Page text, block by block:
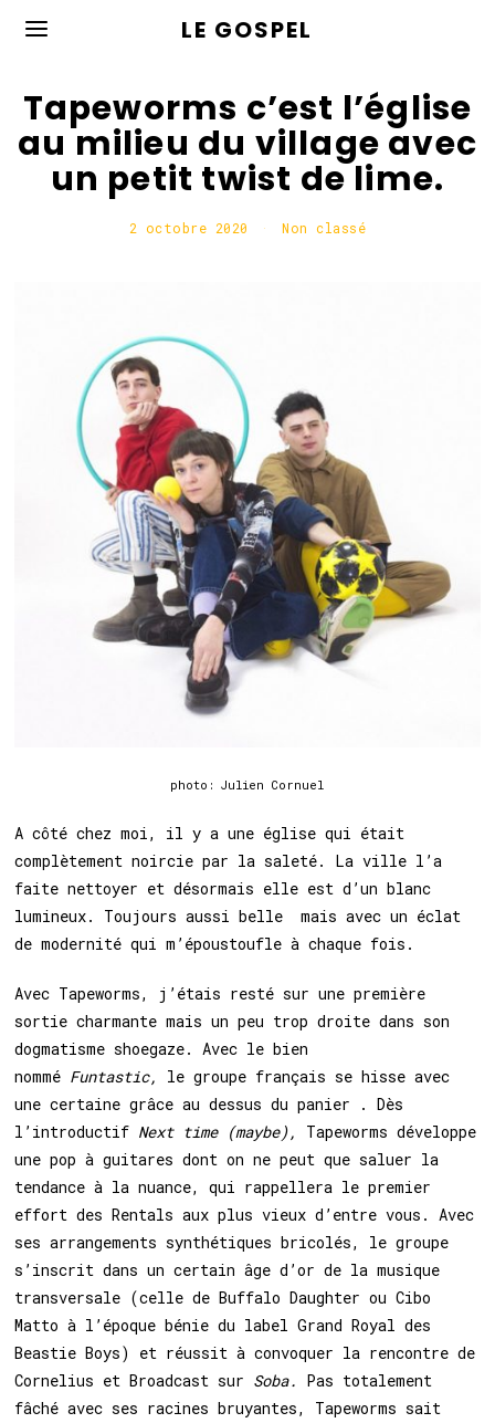
LE GOSPEL
Tapeworms c’est l’église
au milieu du village avec
un petit twist de lime.
2 octobre 2020
2
Non classé
photo: Julien Cornuel
A côté chez moi, il y a une église qui était
complètement noircie par la saleté. La ville l’a
faite nettoyer et désormais elle est d’un blanc
lumineux. Toujours aussi belle mais avec un éclat
de modernité qui m’époustoufle à chaque fois.
Avec Tapeworms, j’étais resté sur une première
sortie charmante mais un peu trop droite dans son
dogmatisme shoegaze. Avec le bien
nommé Funtastic, le groupe français se hisse avec
une certaine grâce au dessus du panier . Dès
l’introductif Next time (maybe), Tapeworms développe
une pop à guitares dont on ne peut que saluer la
tendance à la nuance, qui rappellera le premier
effort des Rentals aux plus vieux d’entre vous. Avec
ses arrangements synthétiques bricolés, le groupe
s’inscrit dans un certain âge d’or de la musique
transversale (celle de Buffalo Daughter ou Cibo
Matto à l’époque bénie du label Grand Royal des
Beastie Boys) et réussit à convoquer la rencontre de
Cornelius et Broadcast sur Soba. Pas totalement
fâché avec ses racines bruyantes, Tapeworms sait